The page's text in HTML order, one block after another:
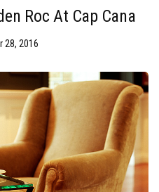
Roc At Cap Cana
28, 2016